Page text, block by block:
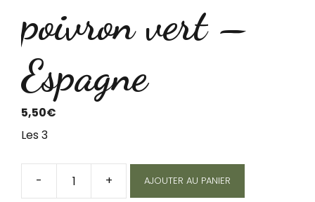
poivron vert –
Espagne
5,50€
Les 3
- + AJOUTER AU PANIER